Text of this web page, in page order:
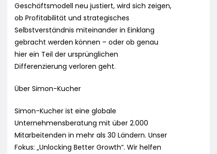
Geschäftsmodell neu justiert, wird sich zeigen,
ob Profitabilität und strategisches
Selbstverständnis miteinander in Einklang
gebracht werden können – oder ob genau
hier ein Teil der ursprünglichen
Differenzierung verloren geht.
Über Simon-Kucher
Simon-Kucher ist eine globale
Unternehmensberatung mit über 2.000
Mitarbeitenden in mehr als 30 Ländern. Unser
Fokus: „Unlocking Better Growth“. Wir helfen